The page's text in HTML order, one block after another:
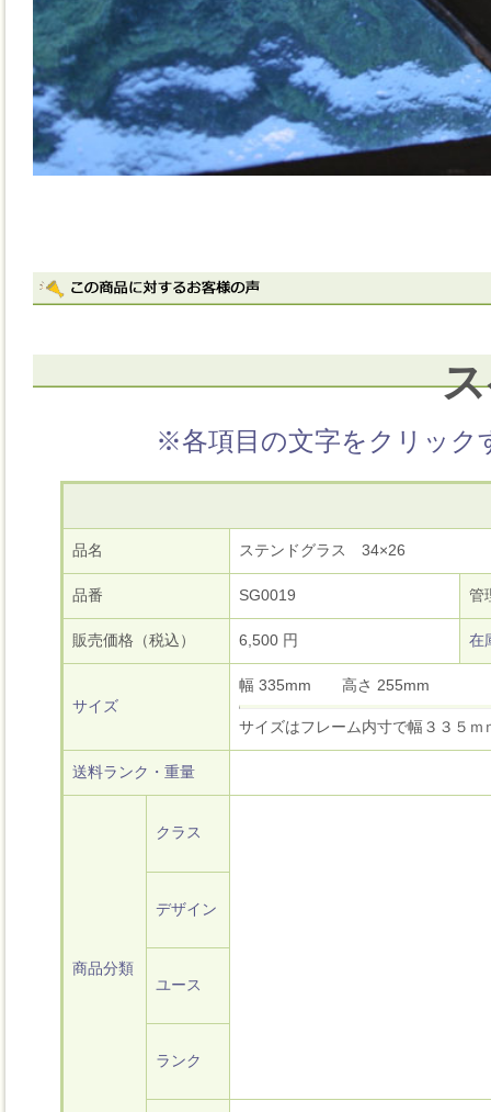
※各項目の文字をクリック
品名 ステンドグラス 34×26
品番 SG0019 管
販売価格（税込） 6,500 円 在
サイズ
幅 335mm 高さ 255mm
サイズはフレーム内寸で幅３３５
送料ランク・重量
商品分類
クラス
デザイン
ユース
ランク